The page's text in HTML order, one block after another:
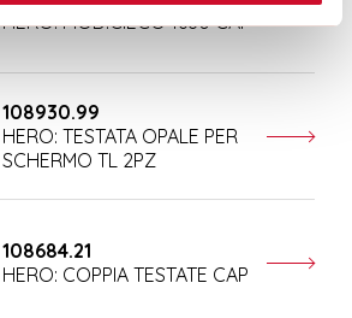
HERO: MOD.CIECO 1680 CAP
108930.99
HERO: TESTATA OPALE PER
SCHERMO TL 2PZ
108684.21
HERO: COPPIA TESTATE CAP